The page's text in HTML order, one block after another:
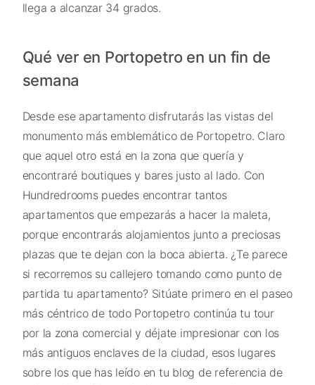
llega a alcanzar 34 grados.
Qué ver en Portopetro en un fin de
semana
Desde ese apartamento disfrutarás las vistas del
monumento más emblemático de Portopetro. Claro
que aquel otro está en la zona que quería y
encontraré boutiques y bares justo al lado. Con
Hundredrooms puedes encontrar tantos
apartamentos que empezarás a hacer la maleta,
porque encontrarás alojamientos junto a preciosas
plazas que te dejan con la boca abierta. ¿Te parece
si recorremos su callejero tomando como punto de
partida tu apartamento? Sitúate primero en el paseo
más céntrico de todo Portopetro continúa tu tour
por la zona comercial y déjate impresionar con los
más antiguos enclaves de la ciudad, esos lugares
sobre los que has leído en tu blog de referencia de